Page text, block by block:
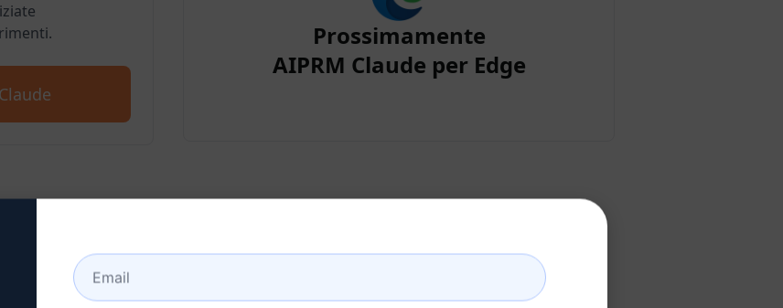
Prossimamente
AIPRM Claude per Edge
Creare un account Claude